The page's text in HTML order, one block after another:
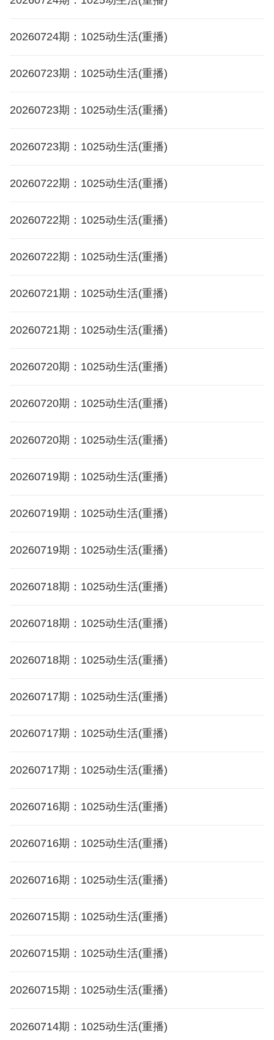
20260724期：1025动生活(重播)
20260723期：1025动生活(重播)
20260723期：1025动生活(重播)
20260723期：1025动生活(重播)
20260722期：1025动生活(重播)
20260722期：1025动生活(重播)
20260722期：1025动生活(重播)
20260721期：1025动生活(重播)
20260721期：1025动生活(重播)
20260720期：1025动生活(重播)
20260720期：1025动生活(重播)
20260720期：1025动生活(重播)
20260719期：1025动生活(重播)
20260719期：1025动生活(重播)
20260719期：1025动生活(重播)
20260718期：1025动生活(重播)
20260718期：1025动生活(重播)
20260718期：1025动生活(重播)
20260717期：1025动生活(重播)
20260717期：1025动生活(重播)
20260717期：1025动生活(重播)
20260716期：1025动生活(重播)
20260716期：1025动生活(重播)
20260716期：1025动生活(重播)
20260715期：1025动生活(重播)
20260715期：1025动生活(重播)
20260715期：1025动生活(重播)
20260714期：1025动生活(重播)